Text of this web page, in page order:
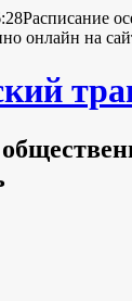
Расписание
онлайн на